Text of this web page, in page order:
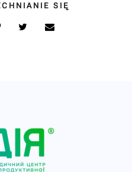
SIĘ